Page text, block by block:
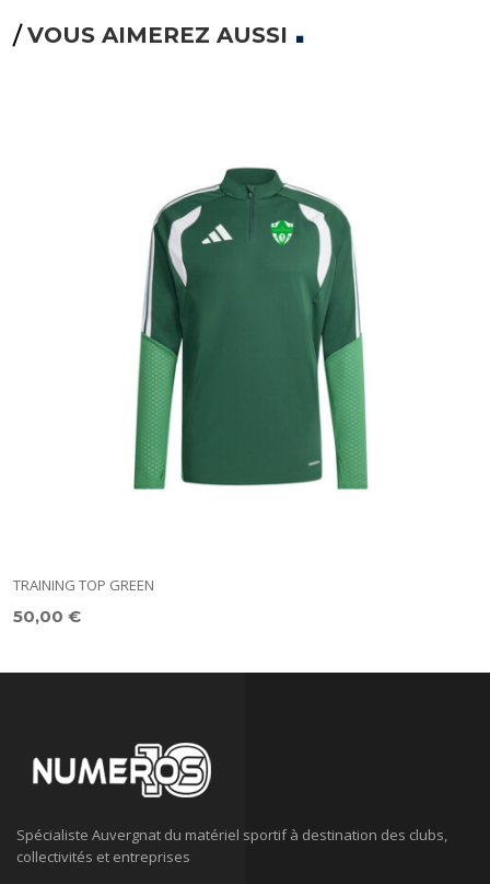
VOUS AIMEREZ AUSSI
TRAINING TOP GREEN
50,00 €
Spécialiste Auvergnat du matériel sportif à destination des clubs,
collectivités et entreprises